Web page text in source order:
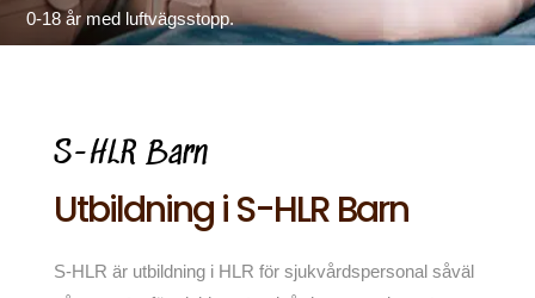
0-18 år med luftvägsstopp.
S-HLR Barn
Utbildning i S-HLR Barn
S-HLR är utbildning i HLR för sjukvårdspersonal såväl